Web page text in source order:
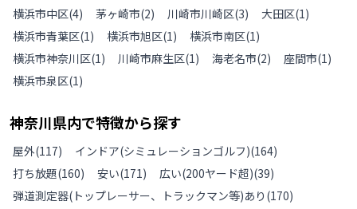
横浜市中区(4) 茅ヶ崎市(2) 川崎市川崎区(3) 大田区(1)
横浜市青葉区(1) 横浜市旭区(1) 横浜市南区(1)
横浜市神奈川区(1) 川崎市麻生区(1) 海老名市(2) 座間市(1)
横浜市泉区(1)
神奈川県内で特徴から探す
屋外(117) インドア(シミュレーションゴルフ)(164)
打ち放題(160) 安い(171) 広い(200ヤード超)(39)
弾道測定器(トップレーサー、トラックマン等)あり (170)